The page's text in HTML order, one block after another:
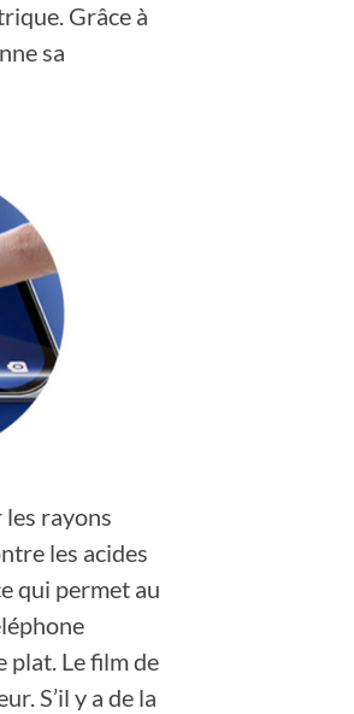
Grâce à
sa
rayons
les acides
qui permet au
plat. Le film de
S’il y a de la